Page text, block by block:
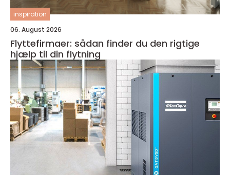
inspiration
06. August 2026
Flyttefirmaer: sådan finder du den rigtige
hjælp til din flytning